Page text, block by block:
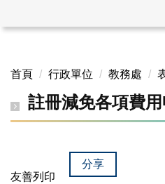
首頁 行政單位 教務處
註冊減免各項費
友善列印
分享